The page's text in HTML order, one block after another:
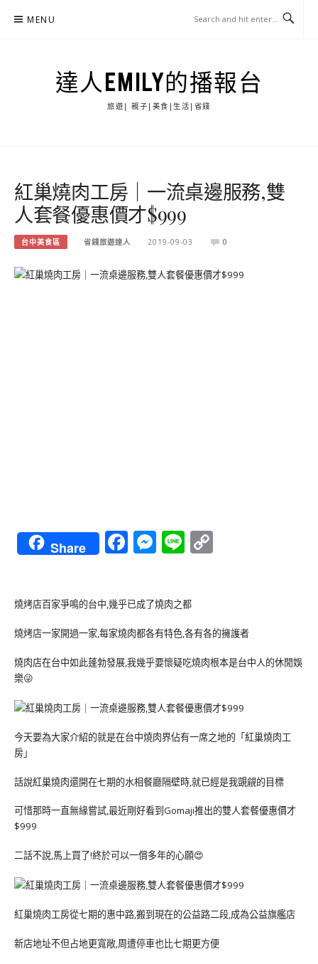
MENU
達人EMILY的播報台
旅遊| 親子|美食|生活|省錢
紅巢燒肉工房｜一流桌邊服務,雙
人套餐優惠價才$999
台中美食區 省錢旅遊達人 2019-09-03 0
Share Facebook
Messenger
Line
燒烤店百家爭鳴的台中,幾乎已成了燒肉之都
燒烤店一家開過一家,每家燒肉都各有特色,各有各的擁護者
燒肉店在台中如此蓬勃發展,我幾乎要懷疑吃燒肉根本是台中人的休閒娛
樂😜
今天要為大家介紹的就是在台中燒肉界佔有一席之地的「紅巢燒肉工
房」
話說紅巢燒肉還開在七期的水相餐廳隔壁時,就已經是我覬覦的目標
可惜那時一直無緣嘗試,最近剛好看到Gomaji推出的雙人套餐優惠價才
$999
二話不說,馬上買了!終於可以一償多年的心願😍
紅巢燒肉工房從七期的惠中路,搬到現在的公益路二段,成為公益旗艦店
新店地址不但占地更寬敞,周遭停車也比七期更方便